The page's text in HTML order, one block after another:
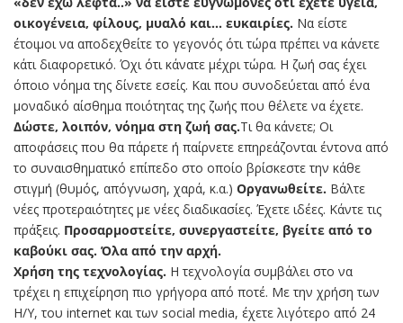
οικογένεια, φίλους, μυαλό και… ευκαιρίες. Να είστε
έτοιμοι να αποδεχθείτε το γεγονός ότι τώρα πρέπει να κάνετε
κάτι διαφορετικό. Όχι ότι κάνατε μέχρι τώρα. Η ζωή σας έχει
όποιο νόημα της δίνετε εσείς. Και που συνοδεύεται από ένα
μοναδικό αίσθημα ποιότητας της ζωής που θέλετε να έχετε.
Δώστε, λοιπόν, νόημα στη ζωή σας.Τι θα κάνετε; Οι
αποφάσεις που θα πάρετε ή παίρνετε επηρεάζονται έντονα από
το συναισθηματικό επίπεδο στο οποίο βρίσκεστε την κάθε
στιγμή (θυμός, απόγνωση, χαρά, κ.α.) Οργανωθείτε. Βάλτε
νέες προτεραιότητες με νέες διαδικασίες. Έχετε ιδέες. Κάντε τις
πράξεις. Προσαρμοστείτε, συνεργαστείτε, βγείτε από το
καβούκι σας. Όλα από την αρχή.
Χρήση της τεχνολογίας. Η τεχνολογία συμβάλει στο να
τρέχει η επιχείρηση πιο γρήγορα από ποτέ. Με την χρήση των
Η/Υ, του internet και των social media, έχετε λιγότερο από 24